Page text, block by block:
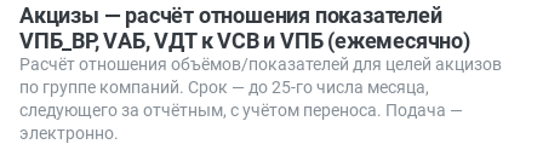
Акцизы — расчёт отношения показателей
VПБ_ВР, VАБ, VДТ к VСВ и VПБ (ежемесячно)
Расчёт отношения объёмов/показателей для целей акцизов
по группе компаний. Срок — до 25-го числа месяца,
следующего за отчётным, с учётом переноса. Подача —
электронно.